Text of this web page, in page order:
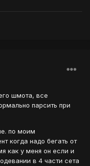
шмота, все
парсить при
по моим
когда надо бегать от
как у меня он если и
в 4 части сета